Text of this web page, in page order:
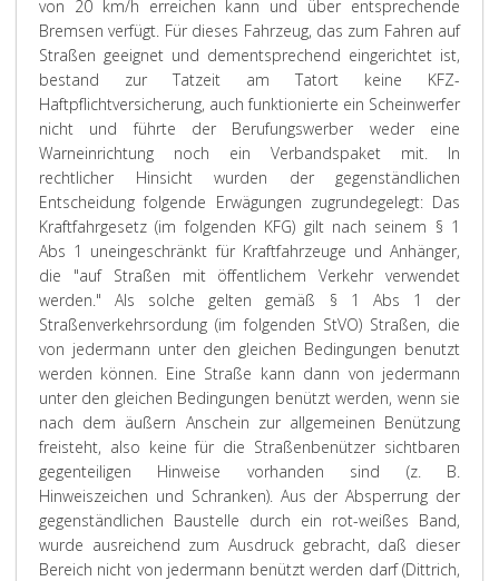
von 20 km/h erreichen kann und über entsprechende
Bremsen verfügt. Für dieses Fahrzeug, das zum Fahren auf
Straßen geeignet und dementsprechend eingerichtet ist,
bestand zur Tatzeit am Tatort keine KFZ-
Haftpflichtversicherung, auch funktionierte ein Scheinwerfer
nicht und führte der Berufungswerber weder eine
Warneinrichtung noch ein Verbandspaket mit. In
rechtlicher Hinsicht wurden der gegenständlichen
Entscheidung folgende Erwägungen zugrundegelegt: Das
Kraftfahrgesetz (im folgenden KFG) gilt nach seinem § 1
Abs 1 uneingeschränkt für Kraftfahrzeuge und Anhänger,
die "auf Straßen mit öffentlichem Verkehr verwendet
werden." Als solche gelten gemäß § 1 Abs 1 der
Straßenverkehrsordung (im folgenden StVO) Straßen, die
von jedermann unter den gleichen Bedingungen benutzt
werden können. Eine Straße kann dann von jedermann
unter den gleichen Bedingungen benützt werden, wenn sie
nach dem äußern Anschein zur allgemeinen Benützung
freisteht, also keine für die Straßenbenützer sichtbaren
gegenteiligen Hinweise vorhanden sind (z. B.
Hinweiszeichen und Schranken). Aus der Absperrung der
gegenständlichen Baustelle durch ein rot-weißes Band,
wurde ausreichend zum Ausdruck gebracht, daß dieser
Bereich nicht von jedermann benützt werden darf (Dittrich,